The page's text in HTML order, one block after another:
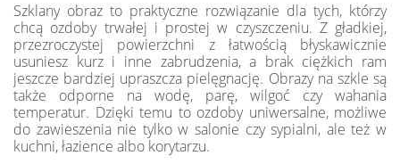
Szklany obraz to praktyczne rozwiązanie dla tych, którzy
chcą ozdoby trwałej i prostej w czyszczeniu. Z gładkiej,
przezroczystej powierzchni z łatwością błyskawicznie
usuniesz kurz i inne zabrudzenia, a brak ciężkich ram
jeszcze bardziej upraszcza pielęgnację. Obrazy na szkle są
także odporne na wodę, parę, wilgoć czy wahania
temperatur. Dzięki temu to ozdoby uniwersalne, możliwe
do zawieszenia nie tylko w salonie czy sypialni, ale też w
kuchni, łazience albo korytarzu.